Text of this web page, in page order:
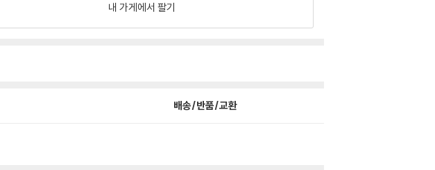
내 가게에서 팔기
배송/반품/교환